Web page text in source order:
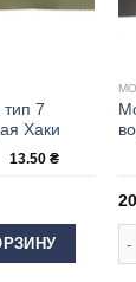
7
Хаки
13.50 ₴
рулонная